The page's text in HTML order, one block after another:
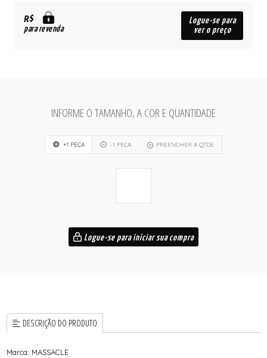
R$
para revenda
Logue-se para
ver o preço
INFORME O TAMANHO, A COR E QUANTIDADE
+1 PEÇA -1 PEÇA PREENCHER A QTDE
Logue-se para iniciar sua compra
DESCRIÇÃO DO PRODUTO
Marca: MASSACLE